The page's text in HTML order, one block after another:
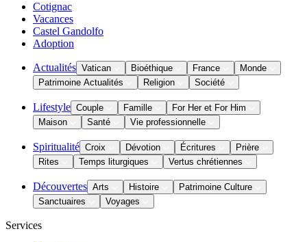
Cotignac
Vacances
Castel Gandolfo
Adoption
Actualités Vatican Bioéthique France
Monde
Patrimoine Actualités
Religion Société
Lifestyle Couple Famille
For Her et For Him
Maison
Santé Vie professionnelle
Spiritualité Croix Dévotion Écritures
Prière
Rites
Temps liturgiques Vertus chrétiennes
Découvertes Arts Histoire
Patrimoine Culture
Sanctuaires
Voyages
Services